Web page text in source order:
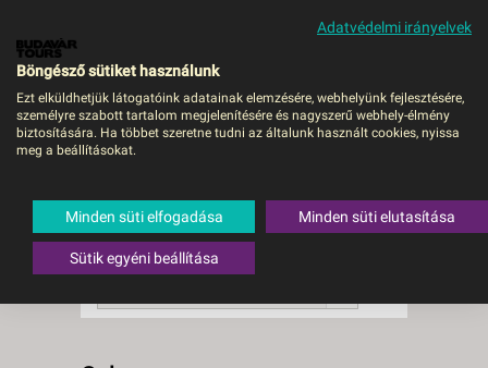
MENÜ
Caloura
megfelelő utazásttaláltunk.
A keresővel tovább szűkítheti a
találati listát!
RENDEZÉS:
Adatvédelmi irányelvek
Böngésző sütiket használunk
Ezt elküldhetjük látogatóink adatainak elemzésére, webhelyünk fejlesztésére,
személyre szabott tartalom megjelenítésére és nagyszerű webhely-élmény
biztosítására. Ha többet szeretne tudni az általunk használt cookies, nyissa
meg a beállításokat.
Minden süti elfogadása Minden süti elutasítása
Sütik egyéni beállítása